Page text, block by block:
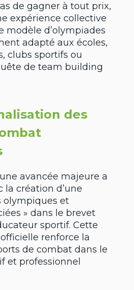
de gagner à tout prix,
expérience collective
modèle d’olympiades
adapté aux écoles,
clubs sportifs ou
de team building
des
avancée majeure a
la création d’une
olympiques et
» dans le brevet
sportif. Cette
renforce la
de combat dans le
et professionnel